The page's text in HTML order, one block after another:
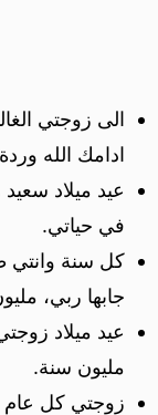
الى زوجتي
ادامك الله
عيد ميلاد
في حياتي.
كل سنة وانتي
جابها ربي،
عيد ميلاد
مليون سنة.
زوجتي كل عام